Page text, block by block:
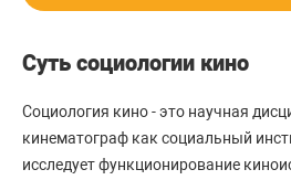
Суть социологии кино
Социология кино - это научная
кинематограф как социальный
исследует функционирование